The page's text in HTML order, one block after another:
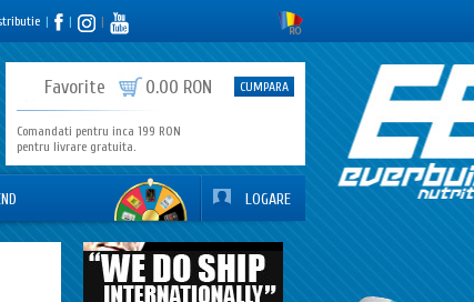
| | |
Favorite 0.00 RON CUMPARA
Comandati pentru inca 199 RON
pentru livrare gratuita.
LOGARE